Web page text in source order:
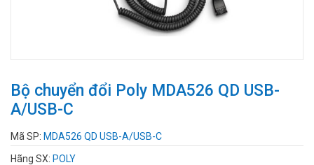
Bộ chuyển đổi Poly MDA526 QD USB-
A/USB-C
Mã SP: MDA526 QD USB-A/USB-C
Hãng SX: POLY